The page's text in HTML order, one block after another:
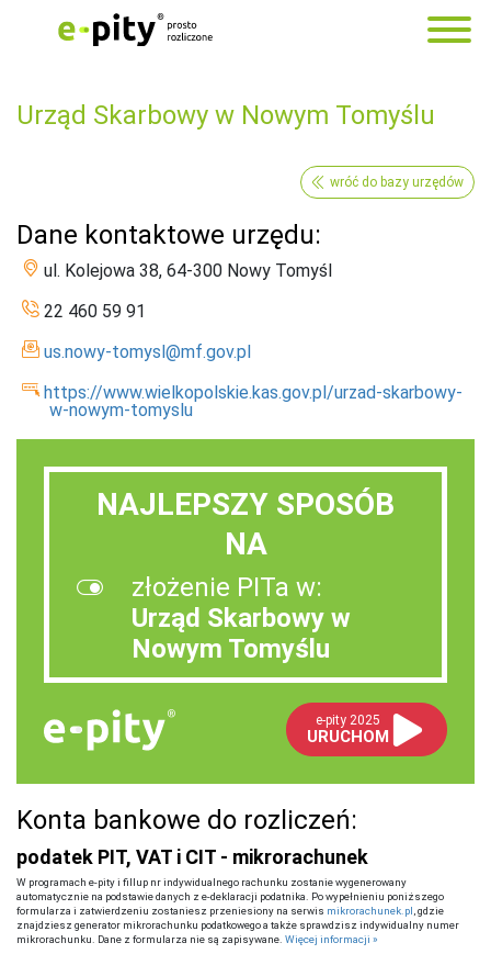
Urząd Skarbowy w Nowym Tomyślu
wróć do bazy urzędów
Dane kontaktowe urzędu:
ul. Kolejowa 38, 64-300 Nowy Tomyśl
22 460 59 91
us.nowy-tomysl@mf.gov.pl
https://www.wielkopolskie.kas.gov.pl/urzad-skarbowy-
w-nowym-tomyslu
NAJLEPSZY SPOSÓB
NA
złożenie PITa w:
Urząd Skarbowy w
Nowym Tomyślu
e-pity 2025
URUCHOM
Konta bankowe do rozliczeń:
podatek PIT, VAT i CIT - mikrorachunek
W programach e-pity i fillup nr indywidualnego rachunku zostanie wygenerowany
automatycznie na podstawie danych z e-deklaracji podatnika. Po wypełnieniu poniższego
formularza i zatwierdzeniu zostaniesz przeniesiony na serwis mikrorachunek.pl , gdzie
znajdziesz generator mikrorachunku podatkowego a także sprawdzisz indywidualny numer
mikrorachunku. Dane z formularza nie są zapisywane. Więcej informacji »